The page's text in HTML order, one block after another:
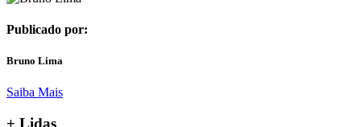
Publicado por:
Bruno Lima
Saiba Mais
+ Lidas